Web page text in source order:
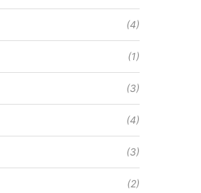
(4)
(1)
(3)
(4)
(3)
(2)